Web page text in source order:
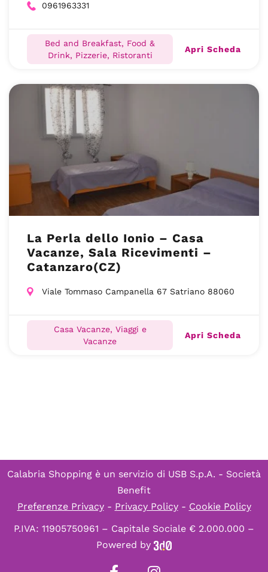
0961963331
Bed and Breakfast, Food &
Drink, Pizzerie, Ristoranti
Apri Scheda
La Perla dello Ionio – Casa
Vacanze, Sala Ricevimenti –
Catanzaro(CZ)
Viale Tommaso Campanella 67 Satriano 88060
Casa Vacanze, Viaggi e
Vacanze
Apri Scheda
Calabria Shopping è un servizio di USB S.p.A. - Società
Benefit
Preferenze Privacy- Privacy Policy- Cookie Policy
P.IVA: 11905750961 – Capitale Sociale € 2.000.000 –
Powered by